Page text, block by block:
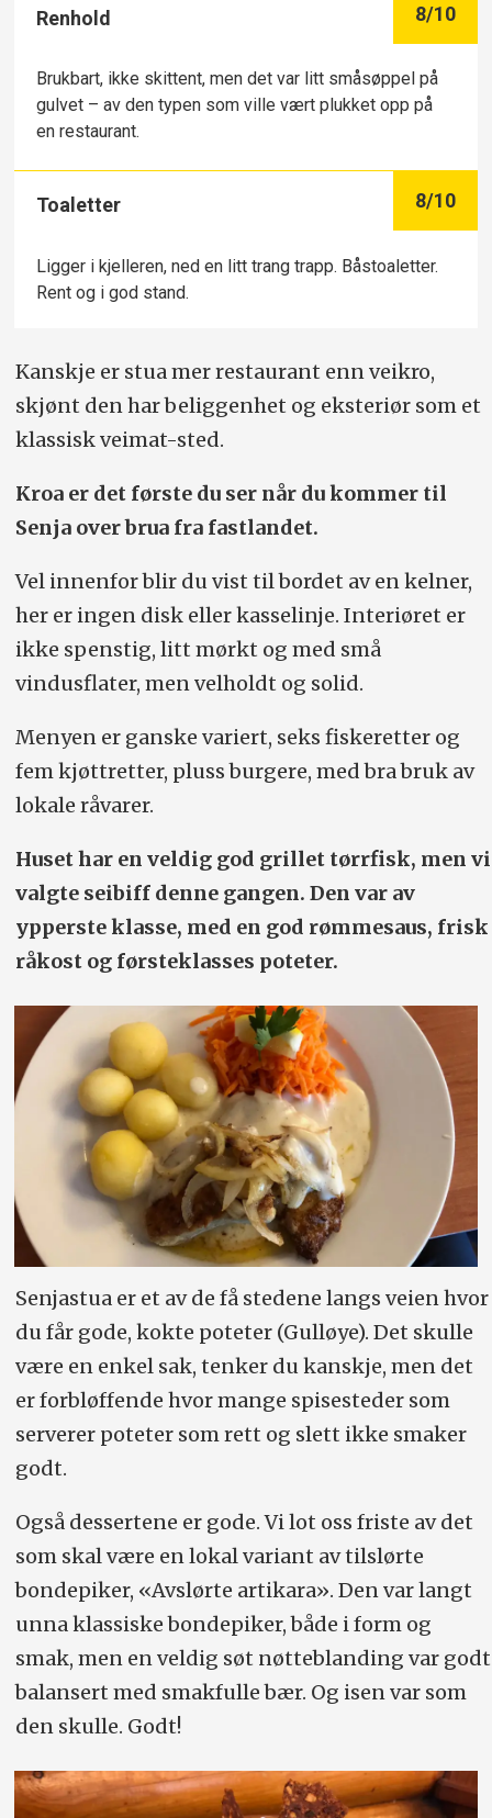
Renhold 8/10
Brukbart, ikke skittent, men det var litt småsøppel på
gulvet – av den typen som ville vært plukket opp på
en restaurant.
Toaletter 8/10
Ligger i kjelleren, ned en litt trang trapp. Båstoaletter.
Rent og i god stand.
Kanskje er stua mer restaurant enn veikro,
skjønt den har beliggenhet og eksteriør som et
klassisk veimat-sted.
Kroa er det første du ser når du kommer til
Senja over brua fra fastlandet.
Vel innenfor blir du vist til bordet av en kelner,
her er ingen disk eller kasselinje. Interiøret er
ikke spenstig, litt mørkt og med små
vindusflater, men velholdt og solid.
Menyen er ganske variert, seks fiskeretter og
fem kjøttretter, pluss burgere, med bra bruk av
lokale råvarer.
Huset har en veldig god grillet tørrfisk, men vi
valgte seibiff denne gangen. Den var av
ypperste klasse, med en god rømmesaus, frisk
råkost og førsteklasses poteter.
Senjastua er et av de få stedene langs veien hvor
du får gode, kokte poteter (Gulløye). Det skulle
være en enkel sak, tenker du kanskje, men det
er forbløffende hvor mange spisesteder som
serverer poteter som rett og slett ikke smaker
godt.
Også dessertene er gode. Vi lot oss friste av det
som skal være en lokal variant av tilslørte
bondepiker, «Avslørte artikara». Den var langt
unna klassiske bondepiker, både i form og
smak, men en veldig søt nøtteblanding var godt
balansert med smakfulle bær. Og isen var som
den skulle. Godt!